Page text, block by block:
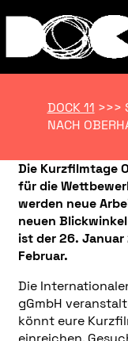
DOCK 11 >>>
NACH
Die Kurzfilmtage
für die
werden neue
neuen
ist der 26. Januar
Februar.
Die
gGmbH
könnt eure